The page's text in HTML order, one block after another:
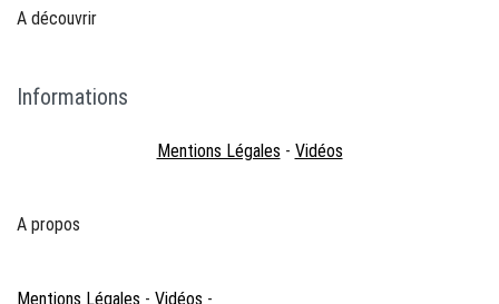
A découvrir
Informations
Mentions Légales - Vidéos
A propos
Mentions Légales - Vidéos -